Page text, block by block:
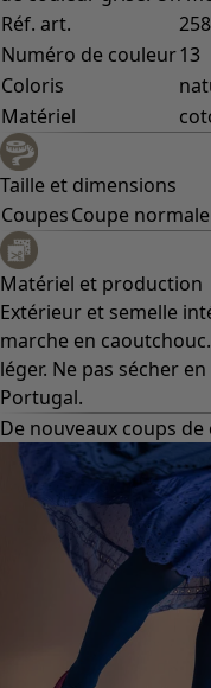
Réf. art.
Numéro de couleur13
Coloris
Matériel
Taille et dimensions
CoupesCoupe
Matériel et production
Extérieur et semelle
marche en
léger. Ne pas sécher
Portugal.
De nouveaux coups